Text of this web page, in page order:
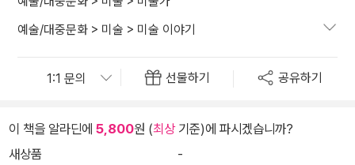
예술/대중문화 > 미술 > 미술 이야기
선물하기 공유하기
이 책을 알라딘에 5,800원 (최상기준)에 파시겠습니까?
새상품
-